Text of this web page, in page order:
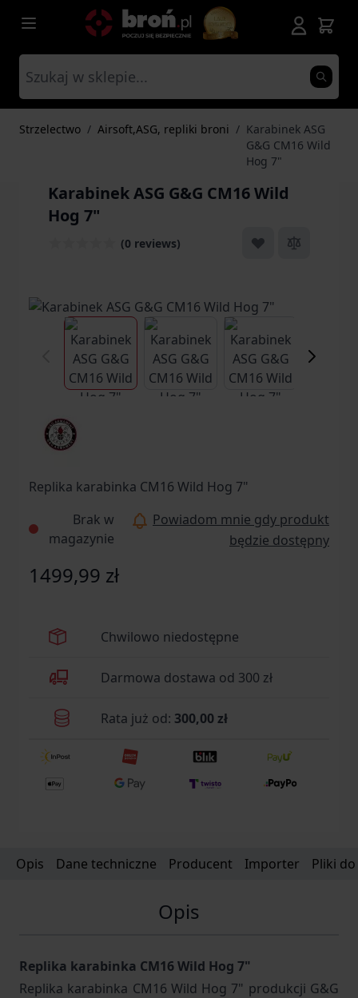
Przejdź do treści
Strzelectwo / Airsoft,ASG, repliki broni / Karabinek ASG
G&G CM16 Wild
Hog 7"
Karabinek ASG G&G CM16 Wild
Hog 7"
(0 reviews)
View larger imageView larger image
Replika karabinka CM16 Wild Hog 7"
Brak w
magazynie
Powiadom mnie gdy produkt
będzie dostępny
1499,99 zł
Chwilowo niedostępne
Darmowa dostawa od 300 zł
Rata już od: 300,00 zł
Opis Dane techniczne Producent Importer Pliki
Opis
Replika karabinka CM16 Wild Hog 7"
Replika karabinka CM16 Wild Hog 7" produkcji G&G